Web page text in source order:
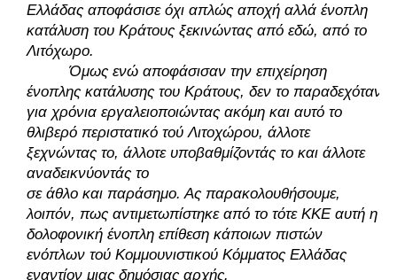
Ελλάδας αποφάσισε όχι απλώς αποχή αλλά ένοπλη
κατάλυση του Κράτους ξεκινώντας από εδώ, από το
Λιτόχωρο.
Όμως ενώ αποφάσισαν την επιχείρηση
ένοπλης κατάλυσης του Κράτους, δεν το παραδεχόταν
για χρόνια εργαλειοποιώντας ακόμη και αυτό το
θλιβερό περιστατικό τού Λιτοχώρου, άλλοτε
ξεχνώντας το, άλλοτε υποβαθμίζοντάς το και άλλοτε
αναδεικνύοντάς το
σε άθλο και παράσημο. Ας παρακολουθήσουμε,
λοιπόν, πως αντιμετωπίστηκε από το τότε ΚΚΕ αυτή η
δολοφονική ένοπλη επίθεση κάποιων πιστών
ενόπλων τού Κομμουνιστικού Κόμματος Ελλάδας
εναντίον μιας δημόσιας αρχής.